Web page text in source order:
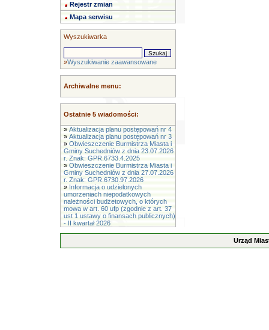
Rejestr zmian
Mapa serwisu
Wyszukiwarka
»Wyszukiwanie zaawansowane
Archiwalne menu:
Ostatnie 5 wiadomości:
» Aktualizacja planu postępowań nr 4
» Aktualizacja planu postępowań nr 3
» Obwieszczenie Burmistrza Miasta i
Gminy Suchedniów z dnia 23.07.2026
r. Znak: GPR.6733.4.2025
» Obwieszczenie Burmistrza Miasta i
Gminy Suchedniów z dnia 27.07.2026
r. Znak: GPR.6730.97.2026
» Informacja o udzielonych
umorzeniach niepodatkowych
należności budżetowych, o których
mowa w art. 60 ufp (zgodnie z art. 37
ust 1 ustawy o finansach publicznych)
- II kwartał 2026
Urząd